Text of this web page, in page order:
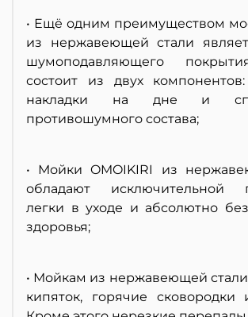
• Ещё одним преимуществом
из нержавеющей стали
шумоподавляющего
состоит из двух
накладки на дне и
противошумного состава;
• Мойки OMOIKIRI из
обладают исключительной
легки в уходе и абсолютно
здоровья;
• Мойкам из нержавеющей
кипяток, горячие сковородки